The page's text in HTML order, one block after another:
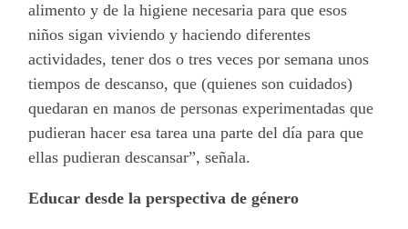
alimento y de la higiene necesaria para que esos
niños sigan viviendo y haciendo diferentes
actividades, tener dos o tres veces por semana unos
tiempos de descanso, que (quienes son cuidados)
quedaran en manos de personas experimentadas que
pudieran hacer esa tarea una parte del día para que
ellas pudieran descansar”, señala.
Educar desde la perspectiva de género